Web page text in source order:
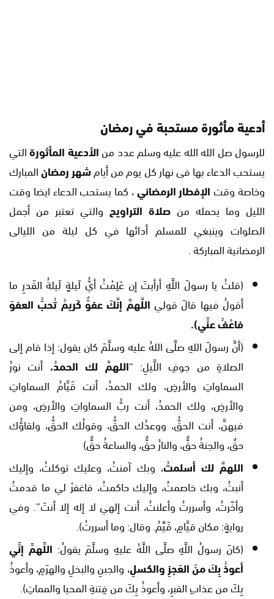
أدعية مأثورة مستحبة في رمضان
للرسول صل الله الله عليه وسلم عدد منالأدعية المأثورةالتي
يستحب الدعاء بها فى نهار كل يوم من أيامشهر رمضانالمبارك
وخاصة وقت الإفطار الرمضاني، كما يستحب الدعاء ايضا وقت
الليل وما يحمله من صلاة التراويح والتي تعتبر من أجمل
الصلوات وينبغي للمسلم أدائها في كل ليلة من الليالى
الرمضانية المباركة .
(قلتُ يا رسولَ اللَّهِ أرأيتَ إن عَلِمْتُ أيُّ لَيلةٍ لَيلةُ القَدرِ ما
أقولُ فيها قالَ قولي اللَّهمَّ إنَّكَ عفوٌّ كَريمُ تُحبُّ العفوَ
فاعْفُ عنِّي).
(أنَّ رسولَ اللهِ صلَّى اللهُ عليه وسلَّمَ كان يقول: إذا قام إلى
الصلاةِ من جوفِ اللَّيلِ: “اللهمَّ لك الحمدُ، أنت نورُ
السماواتِ والأرضِ، ولك الحمدُ، أنت قَيَّامُ السماواتِ
والأرضِ، ولك الحمدُ، أنت ربُّ السماواتِ والأرضِ، ومن
فيهنَّ، أنت الحقُّ، ووعدُك الحقُّ، وقولُك الحقُّ، ولقاؤُك
حقٌ، والجنةُ حقٌّ، والنارُ حقٌّ، والساعةُ حقٌّ)
اللهمَّ لك أسلمتُ، وبك آمنتُ، وعليك توكلتُ، وإليك
أنبتُ، وبك خاصمتُ، وإليك حاكمتُ، فاغفرْ لي ما قدمتُ
وأخّرتُ، وأسررتُ وأعلنتُ، أنت إلهي لا إله إلا أنتَ”. وفي
روايةٍ: مكان قيَّامِ، قَيِّمُ. وقال: وما أسررتُ).
(كانَ رسولُ اللَّهِ صلَّى اللَّهُ عليهِ وسلَّمَ يقولُ: اللَّهمَّ إنِّي
أعوذُ بِكَ منَ العَجزِ والكسلِ، والجبنِ والبخلِ والهرَمِ، وأعوذُ
بِكَ من عذابِ القبرِ، وأعوذُ بِكَ من فِتنةِ المحيا والمماتِ).